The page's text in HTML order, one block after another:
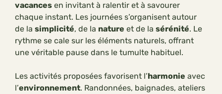
vacances en invitant à ralentir et à savourer
chaque instant. Les journées s’organisent autour
de la simplicité, de la nature et de la sérénité. Le
rythme se cale sur les éléments naturels, offrant
une véritable pause dans le tumulte habituel.
Les activités proposées favorisent l’harmonie avec
l’environnement. Randonnées, baignades, ateliers